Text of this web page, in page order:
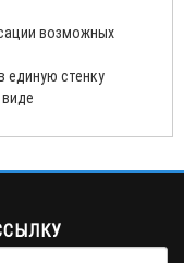
возможных
единую стенку